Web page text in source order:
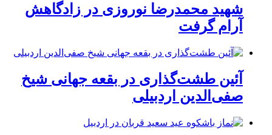
شهید محمدرضا نوروزی در زادگاهش
آرام گرفت
آئین طشت‌گذاری در بقعه جهانی شیخ
صفی‌الدین اردبیلی